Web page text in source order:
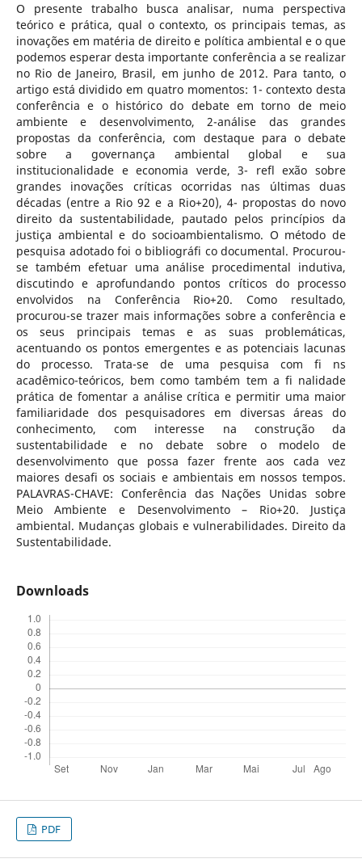
O presente trabalho busca analisar, numa perspectiva
teórico e prática, qual o contexto, os principais temas, as
inovações em matéria de direito e política ambiental e o que
podemos esperar desta importante conferência a se realizar
no Rio de Janeiro, Brasil, em junho de 2012. Para tanto, o
artigo está dividido em quatro momentos: 1- contexto desta
conferência e o histórico do debate em torno de meio
ambiente e desenvolvimento, 2-análise das grandes
propostas da conferência, com destaque para o debate
sobre a governança ambiental global e sua
institucionalidade e economia verde, 3- refl exão sobre
grandes inovações críticas ocorridas nas últimas duas
décadas (entre a Rio 92 e a Rio+20), 4- propostas do novo
direito da sustentabilidade, pautado pelos princípios da
justiça ambiental e do socioambientalismo. O método de
pesquisa adotado foi o bibliográfi co documental. Procurou-
se também efetuar uma análise procedimental indutiva,
discutindo e aprofundando pontos críticos do processo
envolvidos na Conferência Rio+20. Como resultado,
procurou-se trazer mais informações sobre a conferência e
os seus principais temas e as suas problemáticas,
acentuando os pontos emergentes e as potenciais lacunas
do processo. Trata-se de uma pesquisa com fi ns
acadêmico-teóricos, bem como também tem a fi nalidade
prática de fomentar a análise crítica e permitir uma maior
familiaridade dos pesquisadores em diversas áreas do
conhecimento, com interesse na construção da
sustentabilidade e no debate sobre o modelo de
desenvolvimento que possa fazer frente aos cada vez
maiores desafi os sociais e ambientais em nossos tempos.
PALAVRAS-CHAVE: Conferência das Nações Unidas sobre
Meio Ambiente e Desenvolvimento – Rio+20. Justiça
ambiental. Mudanças globais e vulnerabilidades. Direito da
Sustentabilidade.
Downloads
PDF